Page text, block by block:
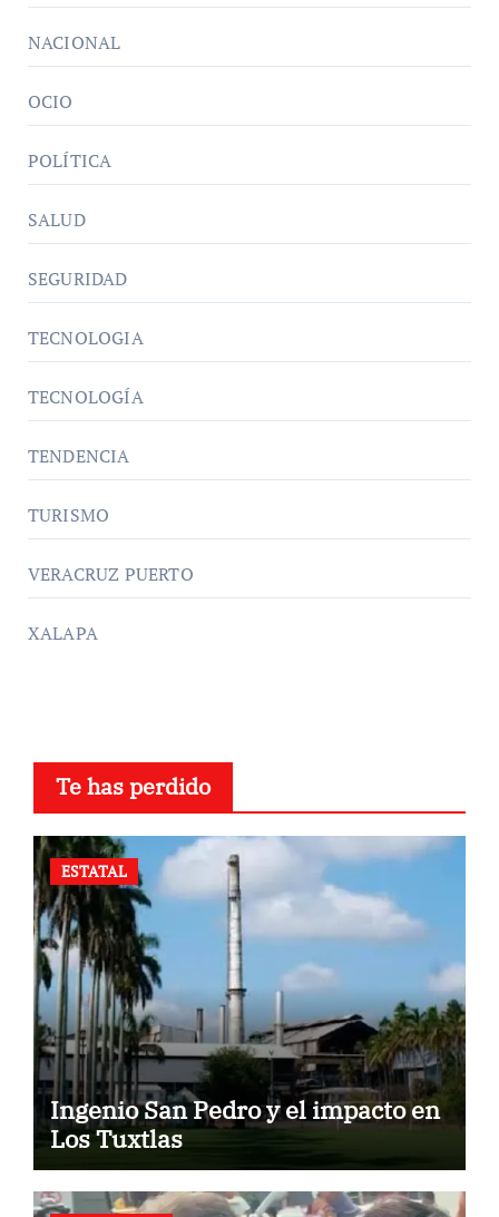
NACIONAL
OCIO
POLÍTICA
SALUD
SEGURIDAD
TECNOLOGIA
TECNOLOGÍA
TENDENCIA
TURISMO
VERACRUZ PUERTO
XALAPA
Te has perdido
ESTATAL
Ingenio San Pedro y el impacto en
Los Tuxtlas